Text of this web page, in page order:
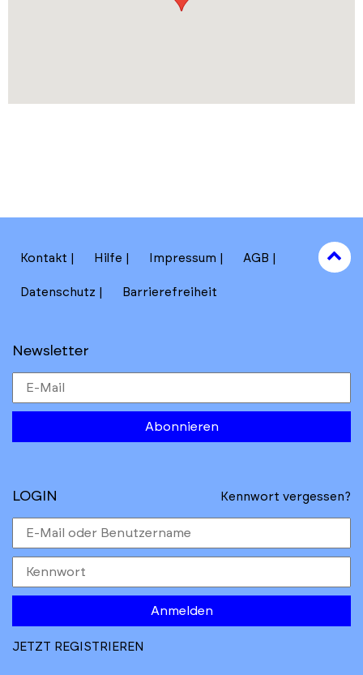
Kontakt Hilfe Impressum AGB
Datenschutz Barrierefreiheit
Newsletter
Abonnieren
to
top
LOGIN Kennwort vergessen?
Anmelden
JETZT REGISTRIEREN